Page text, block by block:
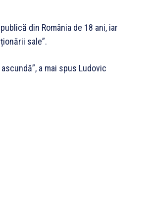
din România de 18 ani, iar
sale”.
a mai spus Ludovic